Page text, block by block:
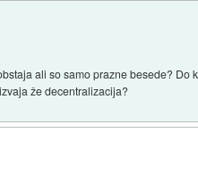
ali so samo prazne besede?
že decentralizacija?